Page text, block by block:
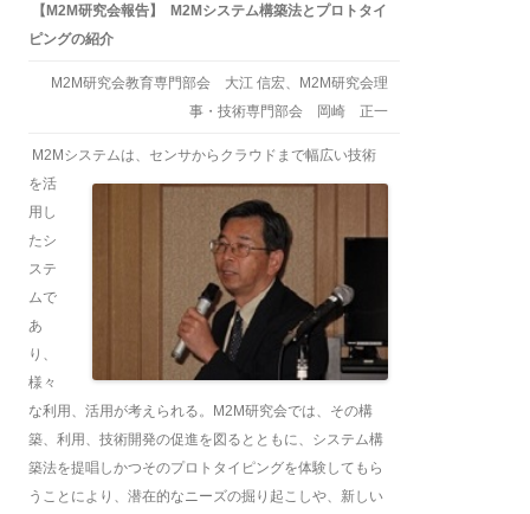
【M2M研究会報告】 M2Mシステム構築法とプロトタイ
ピングの紹介
M2M研究会教育専門部会 大江 信宏、M2M研究会理
事・技術専門部会 岡崎 正一
M2Mシステムは、センサからクラウドまで幅広い技術
を活
用し
たシ
ステ
ムで
あ
り、
様々
な利用、活用が考えられる。M2M研究会では、その構
築、利用、技術開発の促進を図るとともに、システム構
築法を提唱しかつそのプロトタイピングを体験してもら
うことにより、潜在的なニーズの掘り起こしや、新しい